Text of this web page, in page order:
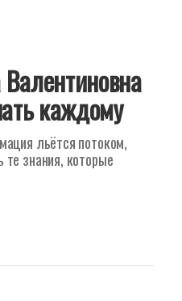
каждому
льётся потоком,
те знания, которые